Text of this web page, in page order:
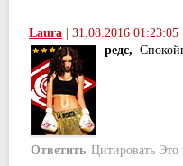
Laura
31.08.2016 01:23:05
редс,
Ответить Цитировать Это